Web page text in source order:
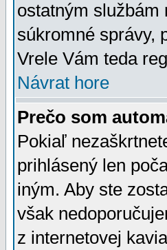
ostatným službám
súkromné správy,
Vrele Vám teda
Návrat hore
Prečo som
Pokiaľ
prihlásený len
iným. Aby ste
však
z internetovej